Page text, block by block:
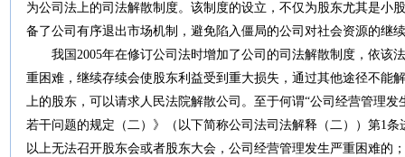
为公司法上的司法解散制度。该制度的设立，不仅为股东尤其是小
备了公司有序退出市场机制，避免陷入僵局的公司对社会资源的继
我国2005年在修订公司法时增加了公司的司法解散制度，依该
重困难，继续存续会使股东利益受到重大损失，通过其他途径不能
上的股东，可以请求人民法院解散公司。至于何谓“公司经营管理
若干问题的规定（二）》（以下简称公司法司法解释（二））第1
以上无法召开股东会或者股东大会，公司经营管理发生严重困难的